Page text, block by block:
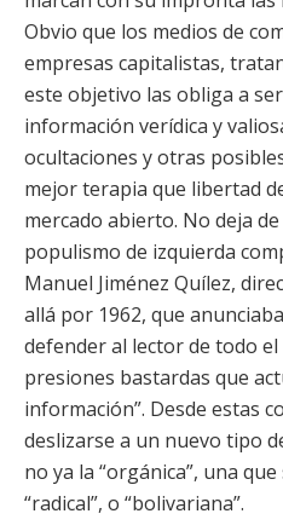
Obvio que los medios de
empresas capitalistas,
este objetivo las obliga a
información verídica y
ocultaciones y otras
mejor terapia que libertad
mercado abierto. No deja
populismo de izquierda
Manuel Jiménez Quílez,
allá por 1962, que
defender al lector de todo
presiones bastardas que
información”. Desde estas
deslizarse a un nuevo tipo
no ya la “orgánica”, una
“radical”, o “bolivariana”.